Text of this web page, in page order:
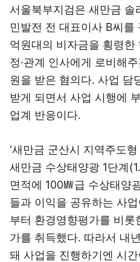
서울북부지검은 새만금 솔
민발전 전 대표이사 B씨를
억원대의 비자금을 횡령
정·관계 인사에게 로비해
원을 받은 혐의다. 사업 담
받게 되면서 사업 시행에
업계 반응이다.
‘새만금 군산시 지역주도
새만금 수상태양광 1단계
면적에 100㎿급 수상태양
들과 이익을 공유하는 사
부터 환경영향평가를 비롯
가를 취득했다. 따라서 내
돼 사업을 진행하기엔 시